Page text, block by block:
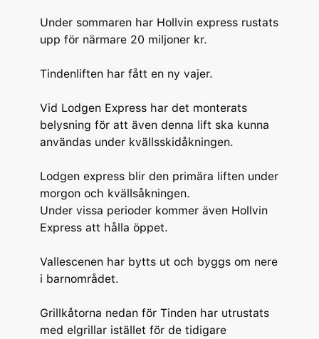
Under sommaren har Hollvin express rustats
upp för närmare 20 miljoner kr.
Tindenliften har fått en ny vajer.
Vid Lodgen Express har det monterats
belysning för att även denna lift ska kunna
användas under kvällsskidåkningen.
Lodgen express blir den primära liften under
morgon och kvällsåkningen.
Under vissa perioder kommer även Hollvin
Express att hålla öppet.
Vallescenen har bytts ut och byggs om nere
i barnområdet.
Grillkåtorna nedan för Tinden har utrustats
med elgrillar istället för de tidigare